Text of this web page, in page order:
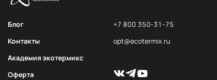
Блог
Контакты
Академия экотермикс
Оферта
+7 800 350-31-75
opt@ecotermix.ru